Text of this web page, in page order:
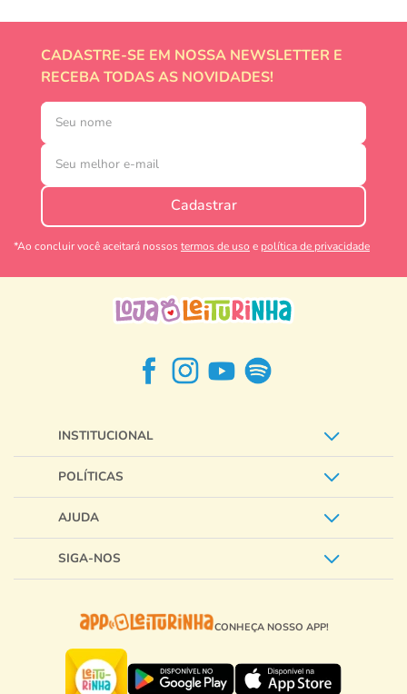
CADASTRE-SE EM NOSSA NEWSLETTER E
RECEBA TODAS AS NOVIDADES!
Cadastrar
*Ao concluir você aceitará nossos termos de uso e política de privacidade
INSTITUCIONAL
POLÍTICAS
AJUDA
SIGA-NOS
CONHEÇA NOSSO APP!